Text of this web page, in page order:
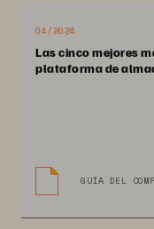
04/2024
Las cinco mejores
plataforma de
GUÍA DEL